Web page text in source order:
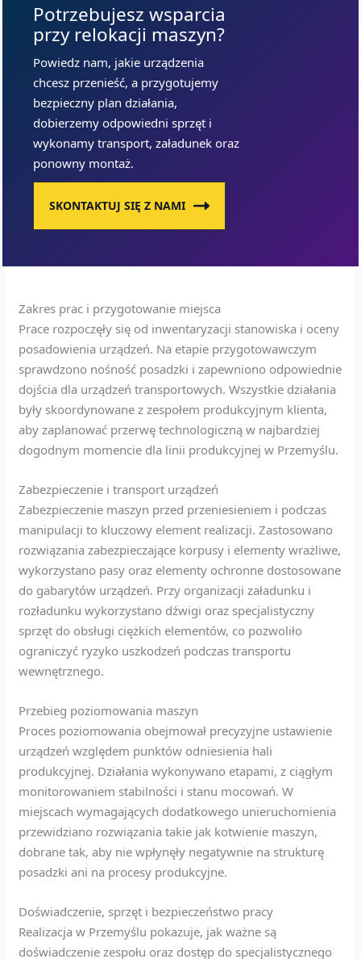
Potrzebujesz wsparcia
przy relokacji maszyn?
Powiedz nam, jakie urządzenia
chcesz przenieść, a przygotujemy
bezpieczny plan działania,
dobierzemy odpowiedni sprzęt i
wykonamy transport, załadunek oraz
ponowny montaż.
SKONTAKTUJ SIĘ Z NAMI
Zakres prac i przygotowanie miejsca
Prace rozpoczęły się od inwentaryzacji stanowiska i oceny
posadowienia urządzeń. Na etapie przygotowawczym
sprawdzono nośność posadzki i zapewniono odpowiednie
dojścia dla urządzeń transportowych. Wszystkie działania
były skoordynowane z zespołem produkcyjnym klienta,
aby zaplanować przerwę technologiczną w najbardziej
dogodnym momencie dla linii produkcyjnej w Przemyślu.
Zabezpieczenie i transport urządzeń
Zabezpieczenie maszyn przed przeniesieniem i podczas
manipulacji to kluczowy element realizacji. Zastosowano
rozwiązania zabezpieczające korpusy i elementy wrażliwe,
wykorzystano pasy oraz elementy ochronne dostosowane
do gabarytów urządzeń. Przy organizacji załadunku i
rozładunku wykorzystano dźwigi oraz specjalistyczny
sprzęt do obsługi ciężkich elementów, co pozwoliło
ograniczyć ryzyko uszkodzeń podczas transportu
wewnętrznego.
Przebieg poziomowania maszyn
Proces poziomowania obejmował precyzyjne ustawienie
urządzeń względem punktów odniesienia hali
produkcyjnej. Działania wykonywano etapami, z ciągłym
monitorowaniem stabilności i stanu mocowań. W
miejscach wymagających dodatkowego unieruchomienia
przewidziano rozwiązania takie jak kotwienie maszyn,
dobrane tak, aby nie wpłynęły negatywnie na strukturę
posadzki ani na procesy produkcyjne.
Doświadczenie, sprzęt i bezpieczeństwo pracy
Realizacja w Przemyślu pokazuje, jak ważne są
doświadczenie zespołu oraz dostęp do specjalistycznego